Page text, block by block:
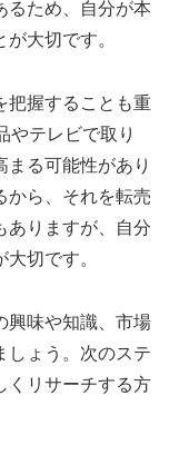
るため、自分が本
大切です。
把握することも重
やテレビで取り
まる可能性があり
から、それを転売
ありますが、自分
切です。
興味や知識、市場
しょう。次のステ
くリサーチする方